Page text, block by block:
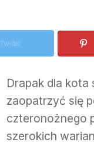
Twitter
Drapak dla
zaopatrzyć się
czteronożnego
szerokich